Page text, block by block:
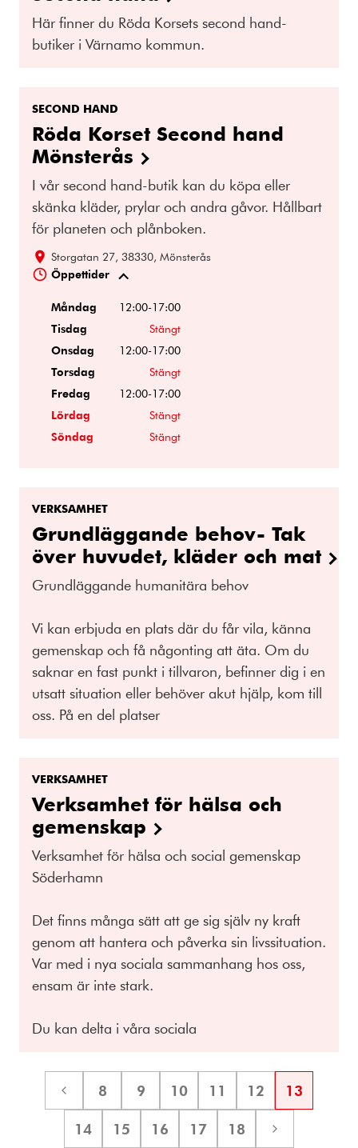
Här finner du Röda Korsets second hand-
butiker i Värnamo kommun.
SECOND HAND
Röda Korset Second hand
Mönsterås
I vår second hand-butik kan du köpa eller
skänka kläder, prylar och andra gåvor. Hållbart
för planeten och plånboken.
Storgatan 27, 38330, Mönsterås
Öppettider
Måndag
12:00-17:00
Tisdag
Stängt
Onsdag
12:00-17:00
Torsdag
Stängt
Fredag
12:00-17:00
Lördag
Stängt
Söndag
Stängt
VERKSAMHET
Grundläggande behov- Tak
över huvudet, kläder och mat
Grundläggande humanitära behov
Vi kan erbjuda en plats där du får vila, känna
gemenskap och få någonting att äta. Om du
saknar en fast punkt i tillvaron, befinner dig i en
utsatt situation eller behöver akut hjälp, kom till
oss. På en del platser
VERKSAMHET
Verksamhet för hälsa och
gemenskap
Verksamhet för hälsa och social gemenskap
Söderhamn
Det finns många sätt att ge sig själv ny kraft
genom att hantera och påverka sin livssituation.
Var med i nya sociala sammanhang hos oss,
ensam är inte stark.
Du kan delta i våra sociala
Föregående
Sida
8 Sida
9 Sida
10 Sida
11 Sida
12 Sida
13
Sida
14 Sida
15 Sida
16 Sida
17 Sida
18
Nästa